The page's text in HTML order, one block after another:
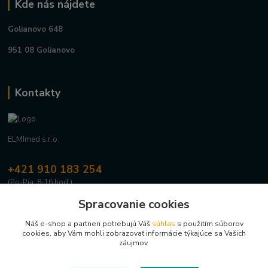
Kde nás nájdete
Golianovo 648
951 08 Golianovo
Kontakty
ELMImed s.r.o.
+421 910 183 254
(Po-Pia, 8-16 hod.)
info@elmimed.skSpracovanie cookies
Náš e-shop a partneri potrebujú Váš súhlas s použitím súborov
cookies, aby Vám mohli zobrazovať informácie týkajúce sa Vašich
záujmov.